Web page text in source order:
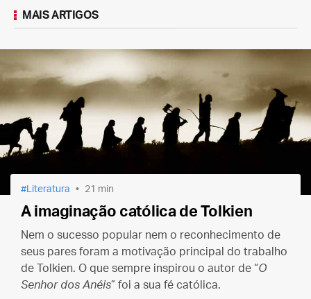
MAIS ARTIGOS
Literatura 21 min
A imaginação católica de Tolkien
Nem o sucesso popular nem o reconhecimento de
seus pares foram a motivação principal do trabalho
de Tolkien. O que sempre inspirou o autor de “O
Senhor dos Anéis” foi a sua fé católica.